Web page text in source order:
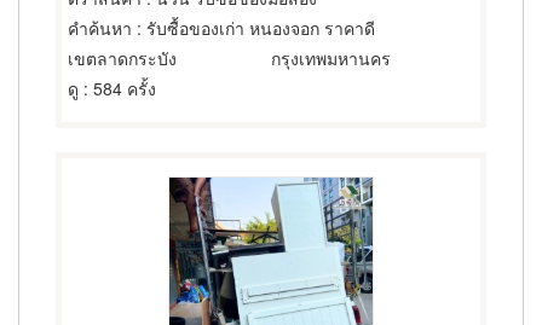
คำค้นหา : รับซื้อของเก่า หนองจอก ราคาดี
เขตลาดกระบัง
กรุงเทพมหานคร
ดู : 584 ครั้ง